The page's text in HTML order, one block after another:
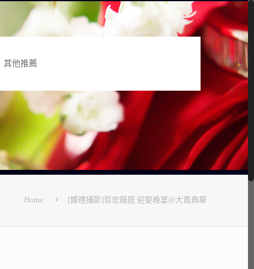
其他推薦
Home [婚禮攝影]哲宏薇庭 迎娶晚宴@大直典華